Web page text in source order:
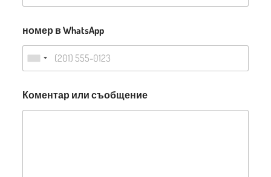
номер в WhatsApp
Коментар или съобщение